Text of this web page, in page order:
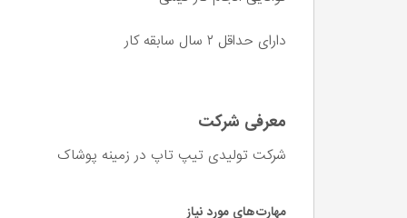
دارای حداقل ۲ سال سابقه کار
معرفی شرکت
شرکت تولیدی تیپ تاپ در زمینه پوشاک
مهارت‌های مورد نیاز